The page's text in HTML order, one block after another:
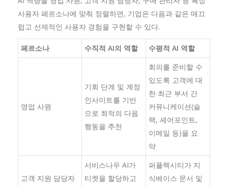
사용자 페르소나에 맞춰 정렬하면, 기업은 다음과 같은 매끄
럽고 선제적인 사용자 경험을 구현할 수 있다.
페르소나 수직적 AI의 역할 수평적 AI 역할
영업 사원
기회 단계 및 계정
인사이트를 기반
으로 최적의 다음
행동을 추천
회의를 준비할 수
있도록 고객에 대
한 최근 부서 간
커뮤니케이션(슬
랙, 셰어포인트,
이메일 등)을 요
약
고객 지원 담당자
서비스나우 AI가
티켓을 할당하고
퍼플렉시티가 지
식베이스 문서 및